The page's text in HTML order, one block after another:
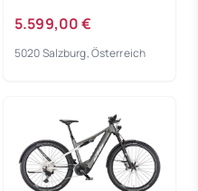
5.599,00 €
5020 Salzburg, Österreich